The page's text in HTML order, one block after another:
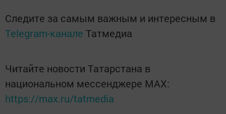
Следите за самым важным и интересным в
Telegram-канале Татмедиа
Читайте новости Татарстана в
национальном мессенджере MАХ:
https://max.ru/tatmedia